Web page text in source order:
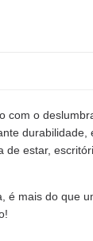
o
estar,
mais do que